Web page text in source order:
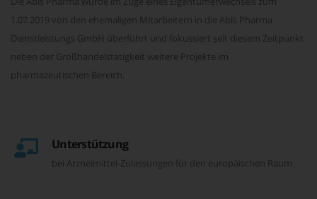
1.07.2019 von den ehemaligen Mitarbeitern in die Abis Pharma
Dienstleistungs GmbH überführt und fokussiert seit diesem Zeitpunkt
neben der Großhandelstätigkeit weitere Projekte im
pharmazeutischen Bereich.
Unterstützung
bei Arzneimittel-Zulassungen für den europäischen Raum